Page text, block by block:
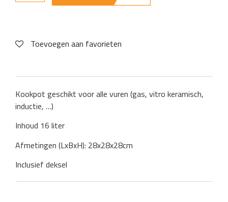
Toevoegen aan favorieten
Kookpot geschikt voor alle vuren (gas, vitro keramisch,
inductie, …)
Inhoud 16 liter
Afmetingen (LxBxH): 28x28x28cm
Inclusief deksel